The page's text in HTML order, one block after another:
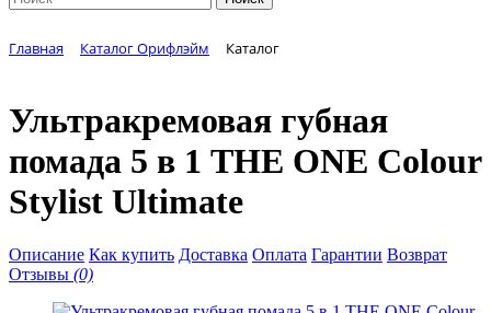
Главная Каталог Орифлэйм Каталог
Ультракремовая губная
помада 5 в 1 THE ONE Colour
Stylist Ultimate
Описание Как купить Доставка Оплата Гарантии Возврат
Отзывы (0)